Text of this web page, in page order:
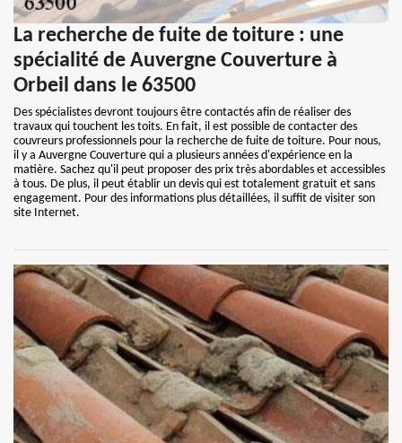
La recherche de fuite de toiture : une
spécialité de Auvergne Couverture à
Orbeil dans le 63500
Des spécialistes devront toujours être contactés afin de réaliser des
travaux qui touchent les toits. En fait, il est possible de contacter des
couvreurs professionnels pour la recherche de fuite de toiture. Pour nous,
il y a Auvergne Couverture qui a plusieurs années d'expérience en la
matière. Sachez qu'il peut proposer des prix très abordables et accessibles
à tous. De plus, il peut établir un devis qui est totalement gratuit et sans
engagement. Pour des informations plus détaillées, il suffit de visiter son
site Internet.